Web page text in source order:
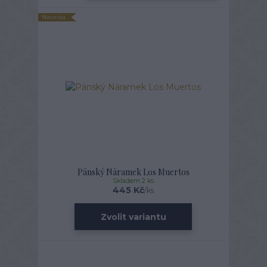
Novinka
Pánský Náramek Los Muertos
445 Kč/ks
Skladem 2 ks
Zvolit variantu